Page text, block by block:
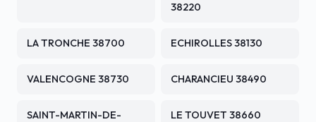
38220
LA TRONCHE 38700 ECHIROLLES 38130
VALENCOGNE 38730 CHARANCIEU 38490
SAINT-MARTIN-DE-
LE TOUVET 38660